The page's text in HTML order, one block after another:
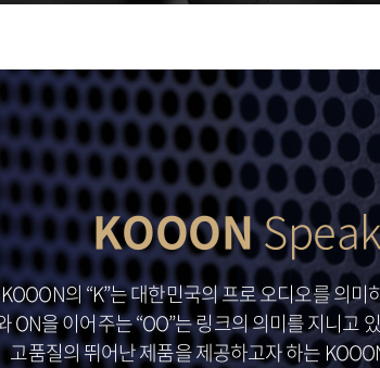
KOOON
KOOON의 “K”는 대한민국의 프로 오디오를 의미
ON을 이어주는 “OO”는 링크의 의미를 지니고
고품질의 뛰어난 제품을 제공하고자 하는